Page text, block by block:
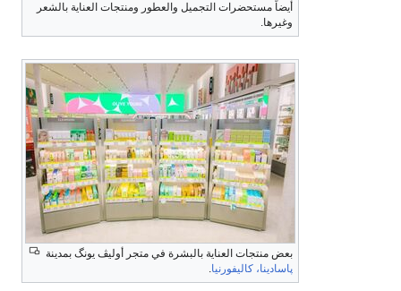
أيضاً مستحضرات التجميل والعطور ومنتجات العناية بالشعر
وغيرها.
بعض منتجات العناية بالبشرة في متجر أوليڤ يونگ بمدينة
پاسادينا، كاليفورنيا.